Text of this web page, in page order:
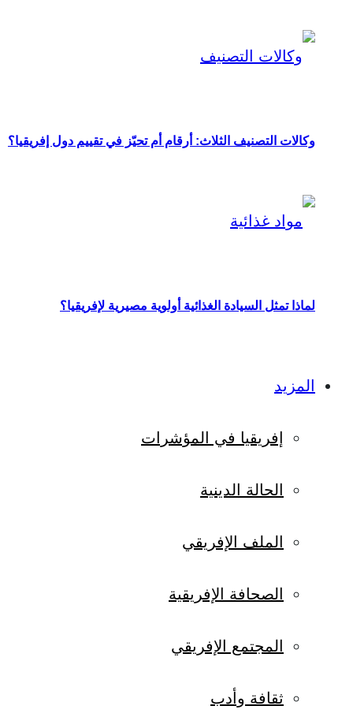
وكالات التصنيف الثلاث: أرقام أم تحيّز في تقييم دول إفريقيا؟
لماذا تمثل السيادة الغذائية أولوية مصيرية لإفريقيا؟
المزيد
إفريقيا في المؤشرات
الحالة الدينية
الملف الإفريقي
الصحافة الإفريقية
المجتمع الإفريقي
ثقافة وأدب